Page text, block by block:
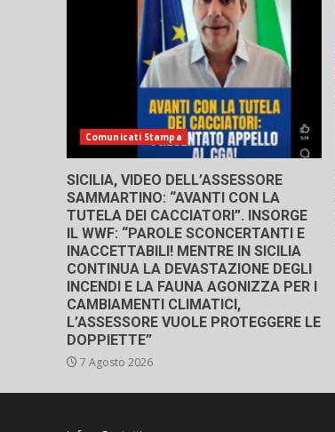
Comunicati Stampa
SICILIA, VIDEO DELL’ASSESSORE
SAMMARTINO: “AVANTI CON LA
TUTELA DEI CACCIATORI”. INSORGE
IL WWF: “PAROLE SCONCERTANTI E
INACCETTABILI! MENTRE IN SICILIA
CONTINUA LA DEVASTAZIONE DEGLI
INCENDI E LA FAUNA AGONIZZA PER I
CAMBIAMENTI CLIMATICI,
L’ASSESSORE VUOLE PROTEGGERE LE
DOPPIETTE”
7 Agosto 2026